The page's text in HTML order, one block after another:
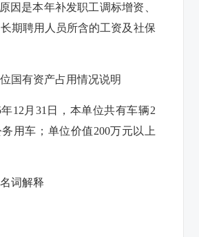
因是本年补发职工调标增资、
期聘用人员所含的工资及社保
位国有资产占用情况说明
年12月31日，本单位共有车辆2
用车；单位价值200万元以上
词解释